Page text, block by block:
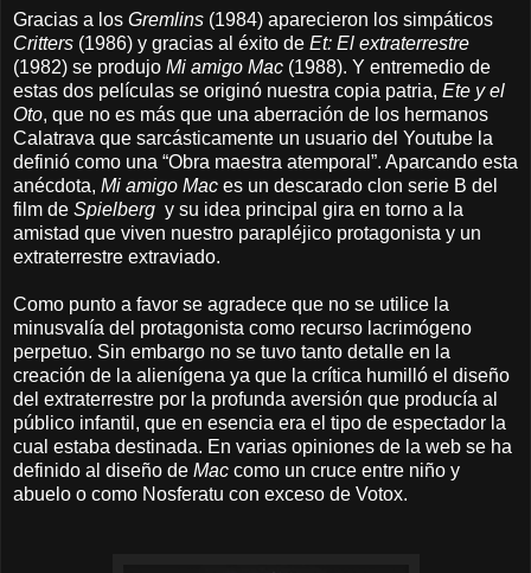
Gracias a los Gremlins (1984) aparecieron los simpáticos
Critters (1986) y gracias al éxito de Et: El extraterrestre
(1982) se produjo Mi amigo Mac (1988). Y entremedio de
estas dos películas se originó nuestra copia patria, Ete y el
Oto, que no es más que una aberración de los hermanos
Calatrava que sarcásticamente un usuario del Youtube la
definió como una “Obra maestra atemporal”. Aparcando esta
anécdota, Mi amigo Mac es un descarado clon serie B del
film de Spielberg y su idea principal gira en torno a la
amistad que viven nuestro parapléjico protagonista y un
extraterrestre extraviado.
Como punto a favor se agradece que no se utilice la
minusvalía del protagonista como recurso lacrimógeno
perpetuo. Sin embargo no se tuvo tanto detalle en la
creación de la alienígena ya que la crítica humilló el diseño
del extraterrestre por la profunda aversión que producía al
público infantil, que en esencia era el tipo de espectador la
cual estaba destinada. En varias opiniones de la web se ha
definido al diseño de Mac como un cruce entre niño y
abuelo o como Nosferatu con exceso de Votox.